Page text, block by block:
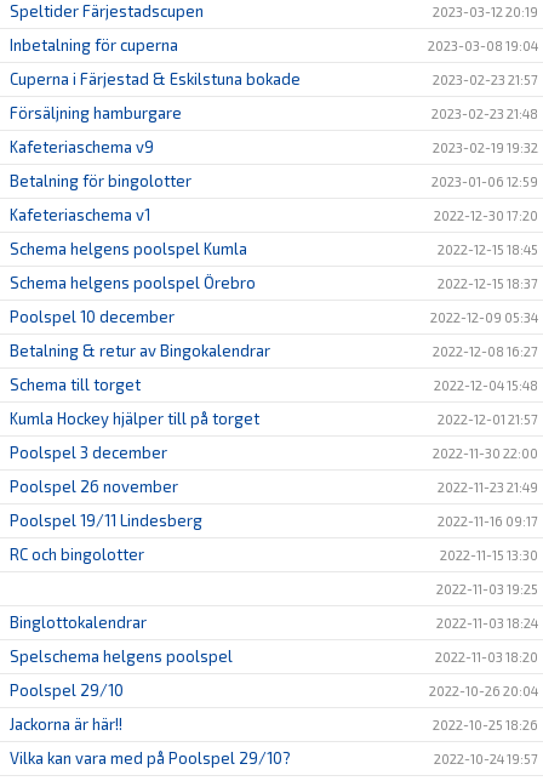
Speltider Färjestadscupen 2023-03-12 20:19
Inbetalning för cuperna 2023-03-08 19:04
Cuperna i Färjestad & Eskilstuna bokade 2023-02-23 21:57
Försäljning hamburgare 2023-02-23 21:48
Kafeteriaschema v9 2023-02-19 19:32
Betalning för bingolotter 2023-01-06 12:59
Kafeteriaschema v1 2022-12-30 17:20
Schema helgens poolspel Kumla 2022-12-15 18:45
Schema helgens poolspel Örebro 2022-12-15 18:37
Poolspel 10 december 2022-12-09 05:34
Betalning & retur av Bingokalendrar 2022-12-08 16:27
Schema till torget 2022-12-04 15:48
Kumla Hockey hjälper till på torget 2022-12-01 21:57
Poolspel 3 december 2022-11-30 22:00
Poolspel 26 november 2022-11-23 21:49
Poolspel 19/11 Lindesberg 2022-11-16 09:17
RC och bingolotter 2022-11-15 13:30
2022-11-03 19:25
Binglottokalendrar 2022-11-03 18:24
Spelschema helgens poolspel 2022-11-03 18:20
Poolspel 29/10 2022-10-26 20:04
Jackorna är här!! 2022-10-25 18:26
Vilka kan vara med på Poolspel 29/10? 2022-10-24 19:57